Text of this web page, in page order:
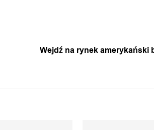
Wejdź na rynek amerykański